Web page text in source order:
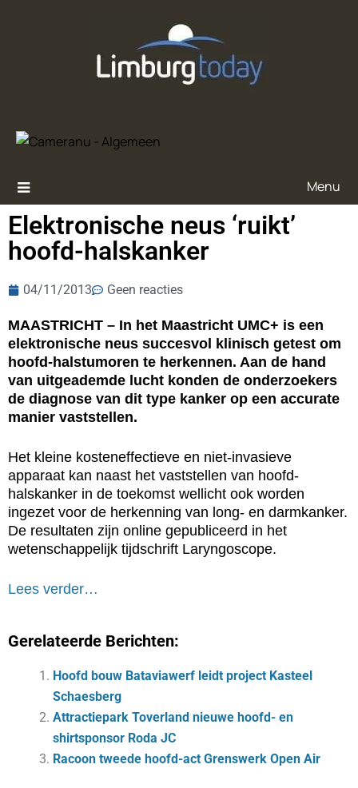
Menu
Elektronische neus ‘ruikt’
hoofd-halskanker
04/11/2013 Geen reacties
MAASTRICHT – In het Maastricht UMC+ is een
elektronische neus succesvol klinisch getest om
hoofd-halstumoren te herkennen. Aan de hand
van uitgeademde lucht konden de onderzoekers
de diagnose van dit type kanker op een accurate
manier vaststellen.
Het kleine kosteneffectieve en niet-invasieve
apparaat kan naast het vaststellen van hoofd-
halskanker in de toekomst wellicht ook worden
ingezet voor de herkenning van long- en darmkanker.
De resultaten zijn online gepubliceerd in het
wetenschappelijk tijdschrift Laryngoscope.
Lees verder…
Gerelateerde Berichten:
Hoofd bouw Bataviawerf leidt project Kasteel
Schaesberg
Attractiepark Toverland nieuwe hoofd- en
shirtsponsor Roda JC
Racoon tweede hoofd-act Grenswerk Open Air